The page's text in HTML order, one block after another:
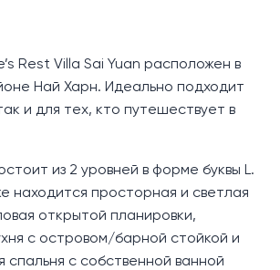
Rest Villa Sai Yuan расположен в
Най Харн. Идеально подходит
и для тех, кто путешествует в
из 2 уровней в форме буквы L.
находится просторная и светлая
открытой планировки,
с островом/барной стойкой и
спальня с собственной ванной